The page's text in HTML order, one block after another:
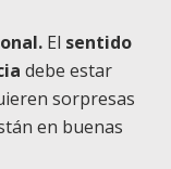
El sentido
debe estar
sorpresas
en buenas